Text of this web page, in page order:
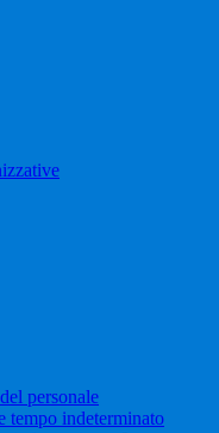
personale
tempo indeterminato